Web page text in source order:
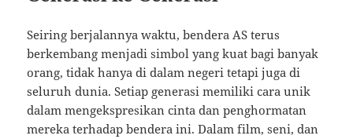
Seiring berjalannya waktu, bendera AS terus
berkembang menjadi simbol yang kuat bagi banyak
orang, tidak hanya di dalam negeri tetapi juga di
seluruh dunia. Setiap generasi memiliki cara unik
dalam mengekspresikan cinta dan penghormatan
mereka terhadap bendera ini. Dalam film, seni, dan